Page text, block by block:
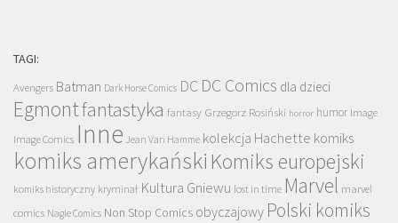
TAGI:
Avengers Batman Dark Horse Comics DC DC Comics dla dzieci
Egmontfantastyka fantasy Grzegorz Rosiński horror humor Image
Image Comics Inne Jean Van Hamme kolekcja Hachette komiks
komiks amerykański Komiks europejski
komiks historyczny kryminał Kultura Gniewu lost in time Marvel marvel
comics Nagle Comics Non Stop Comics obyczajowy Polski komiks